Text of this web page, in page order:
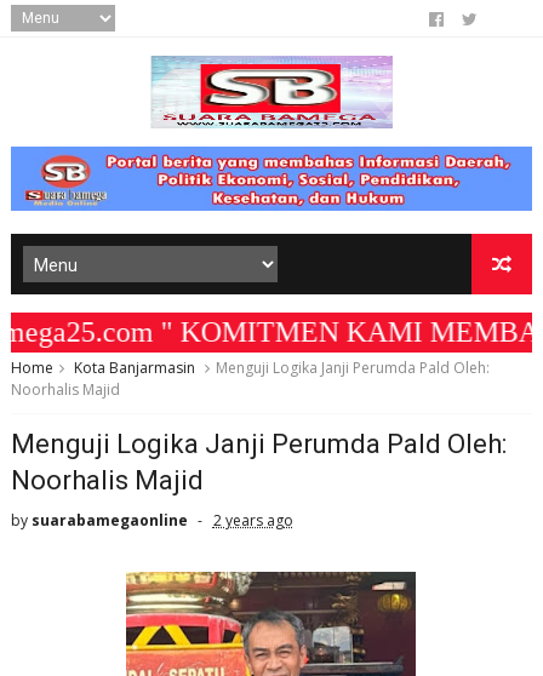
" KOMITMEN KAMI
Home Kota Banjarmasin
Menguji Logika Janji Perumda Pald Oleh:
Noorhalis Majid
Menguji Logika Janji Perumda Pald Oleh:
Noorhalis Majid
by suarabamegaonline 2 years ago